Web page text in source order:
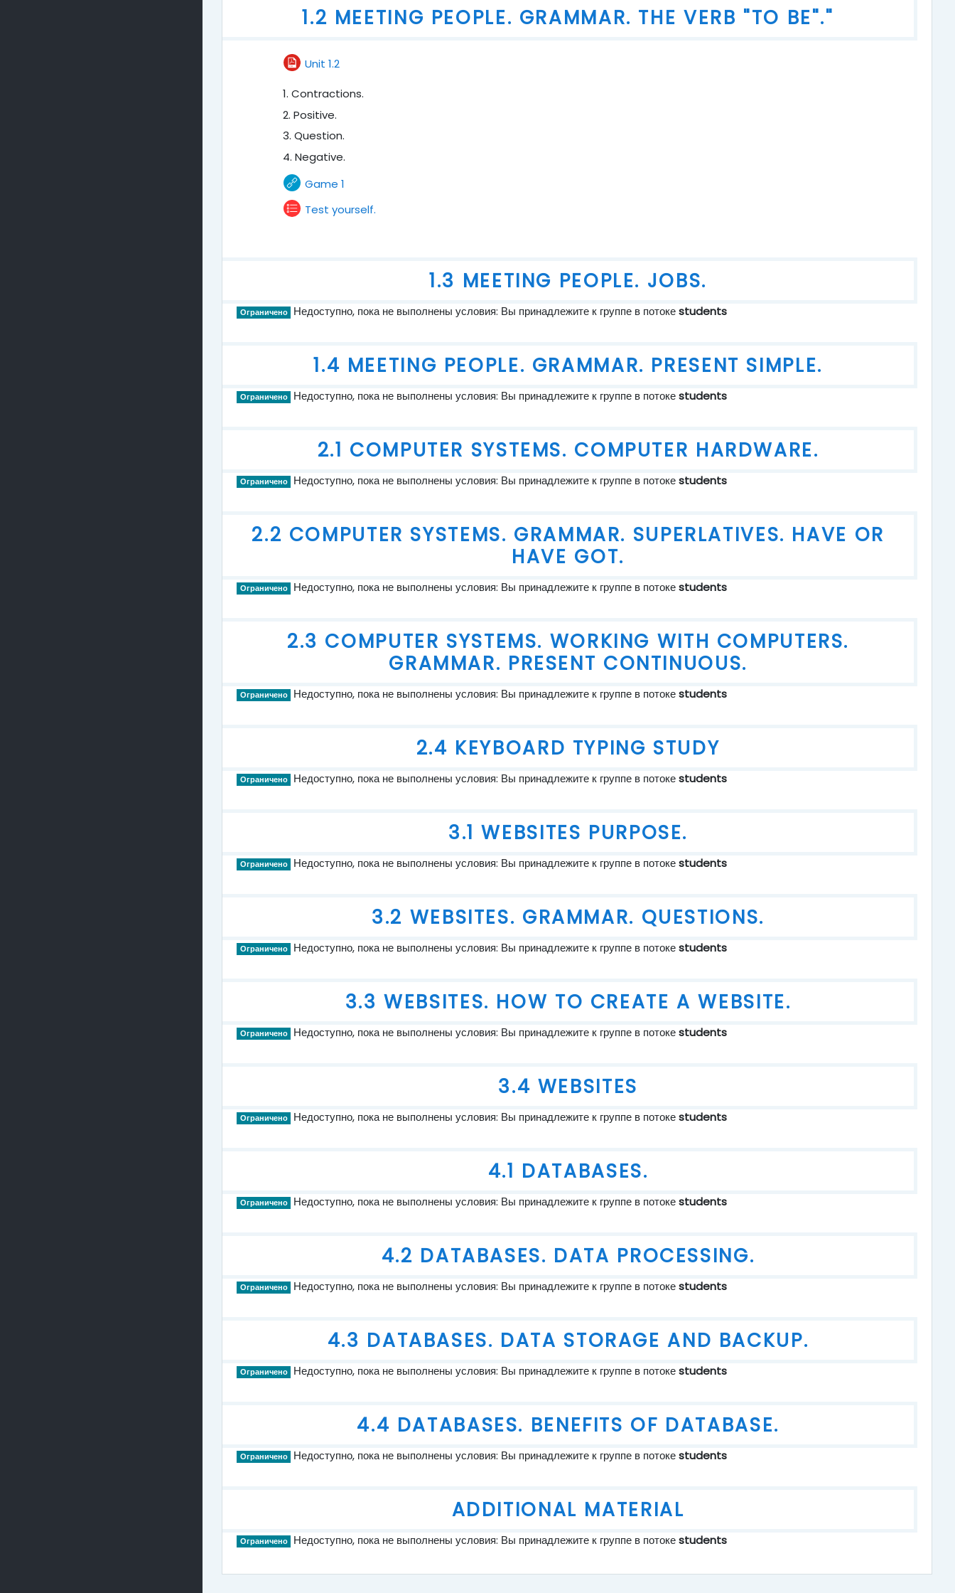
1.2 MEETING PEOPLE. GRAMMAR. THE VERB "TO BE"."
Unit 1.2
Файл
1. Contractions.
2. Positive.
3. Question.
4. Negative.
Game 1
Гиперссылка
Test yourself.
Тест
1.3 MEETING PEOPLE. JOBS.
Ограничено Недоступно, пока не выполнены условия: Вы принадлежите к группе в потокеstudents
1.4 MEETING PEOPLE. GRAMMAR. PRESENT SIMPLE.
Ограничено Недоступно, пока не выполнены условия: Вы принадлежите к группе в потокеstudents
2.1 COMPUTER SYSTEMS. COMPUTER HARDWARE.
Ограничено Недоступно, пока не выполнены условия: Вы принадлежите к группе в потокеstudents
2.2 COMPUTER SYSTEMS. GRAMMAR. SUPERLATIVES. HAVE OR
HAVE GOT.
Ограничено Недоступно, пока не выполнены условия: Вы принадлежите к группе в потокеstudents
2.3 COMPUTER SYSTEMS. WORKING WITH COMPUTERS.
GRAMMAR. PRESENT CONTINUOUS.
Ограничено Недоступно, пока не выполнены условия: Вы принадлежите к группе в потокеstudents
2.4 KEYBOARD TYPING STUDY
Ограничено Недоступно, пока не выполнены условия: Вы принадлежите к группе в потокеstudents
3.1 WEBSITES PURPOSE.
Ограничено Недоступно, пока не выполнены условия: Вы принадлежите к группе в потокеstudents
3.2 WEBSITES. GRAMMAR. QUESTIONS.
Ограничено Недоступно, пока не выполнены условия: Вы принадлежите к группе в потокеstudents
3.3 WEBSITES. HOW TO CREATE A WEBSITE.
Ограничено Недоступно, пока не выполнены условия: Вы принадлежите к группе в потокеstudents
3.4 WEBSITES
Ограничено Недоступно, пока не выполнены условия: Вы принадлежите к группе в потокеstudents
4.1 DATABASES.
Ограничено Недоступно, пока не выполнены условия: Вы принадлежите к группе в потокеstudents
4.2 DATABASES. DATA PROCESSING.
Ограничено Недоступно, пока не выполнены условия: Вы принадлежите к группе в потокеstudents
4.3 DATABASES. DATA STORAGE AND BACKUP.
Ограничено Недоступно, пока не выполнены условия: Вы принадлежите к группе в потокеstudents
4.4 DATABASES. BENEFITS OF DATABASE.
Ограничено Недоступно, пока не выполнены условия: Вы принадлежите к группе в потокеstudents
ADDITIONAL MATERIAL
Ограничено Недоступно, пока не выполнены условия: Вы принадлежите к группе в потокеstudents